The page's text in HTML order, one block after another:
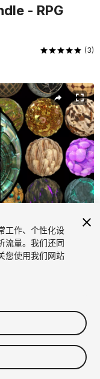
- RPG
(3)
工作、个性化设
流量。我们还同
您使用我们网站